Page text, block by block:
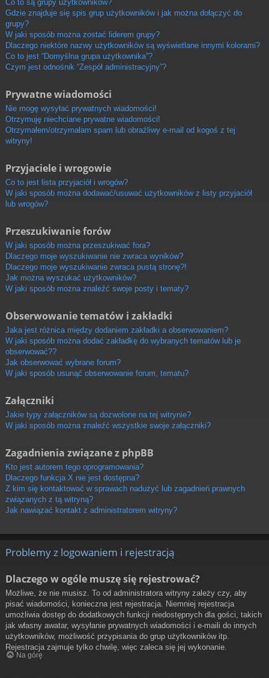
Co to są grupy użytkowników?
Gdzie znajduje się spis grup użytkowników i jak można dołączyć do
grupy?
W jaki sposób można zostać liderem grupy?
Dlaczego niektóre nazwy użytkowników są wyświetlane innymi kolorami?
Co to jest “Domyślna grupa użytkownika”?
Czym jest odnośnik “Zespół administracyjny”?
Prywatne wiadomości
Nie mogę wysyłać prywatnych wiadomości!
Otrzymuję niechciane prywatne wiadomości!
Otrzymałem/otrzymałam spam lub obraźliwy e-mail od kogoś z tej
witryny!
Przyjaciele i wrogowie
Co to jest lista przyjaciół i wrogów?
W jaki sposób można dodawać/usuwać użytkowników z listy przyjaciół
lub wrogów?
Przeszukiwanie forów
W jaki sposób można przeszukiwać fora?
Dlaczego moje wyszukiwanie nie zwraca wyników?
Dlaczego moje wyszukiwanie zwraca pustą stronę?!
Jak można wyszukać użytkowników?
W jaki sposób można znaleźć swoje posty i tematy?
Obserwowanie tematów i zakładki
Jaka jest różnica między dodaniem zakładki a obserwowaniem?
W jaki sposób można dodać zakładkę do wybranych tematów lub je
obserwować??
Jak obserwować wybrane forum?
W jaki sposób usunąć obserwowanie forum, tematu?
Załączniki
Jakie typy załączników są dozwolone na tej witrynie?
W jaki sposób można znaleźć wszystkie swoje załączniki?
Zagadnienia związane z phpBB
Kto jest autorem tego oprogramowania?
Dlaczego funkcja X nie jest dostępna?
Z kim się kontaktować w sprawach nadużyć lub zagadnień prawnych
związanych z tą witryną?
Jak nawiązać kontakt z administratorem witryny?
Problemy z logowaniem i rejestracją
Dlaczego w ogóle muszę się rejestrować?
Możliwe, że nie musisz. To od administratora witryny zależy czy, aby
pisać wiadomości, konieczna jest rejestracja. Niemniej rejestracja
umożliwia dostęp do dodatkowych funkcji niedostępnych dla gości, takich
jak własny awatar, wysyłanie prywatnych wiadomości i e-maili do innych
użytkowników, możliwość przypisania do grup użytkowników itp.
Rejestracja zajmuje tylko chwilę, więc zaleca się jej wykonanie.
Na górę